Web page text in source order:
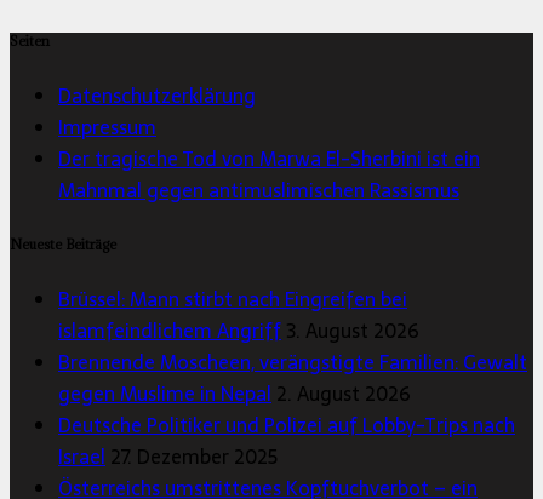
Seiten
Datenschutzerklärung
Impressum
Der tragische Tod von Marwa El-Sherbini ist ein
Mahnmal gegen antimuslimischen Rassismus
Neueste Beiträge
Brüssel: Mann stirbt nach Eingreifen bei
islamfeindlichem Angriff3. August 2026
Brennende Moscheen, verängstigte Familien: Gewalt
gegen Muslime in Nepal 2. August 2026
Deutsche Politiker und Polizei auf Lobby-Trips nach
Israel 27. Dezember 2025
Österreichs umstrittenes Kopftuchverbot – ein